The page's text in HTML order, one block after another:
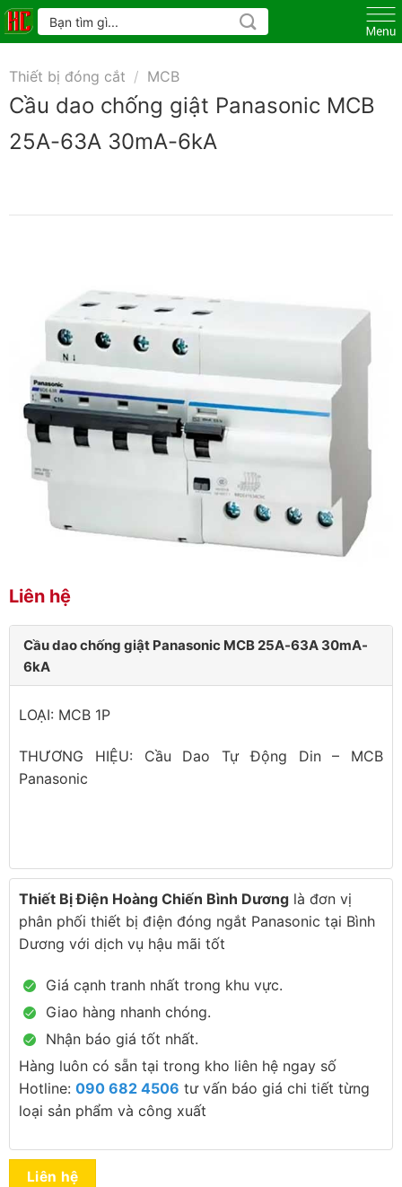
Skip
to
Tìm
kiếm:
Thiết bị đóng cắt / MCB
Cầu dao chống giật Panasonic MCB
25A-63A 30mA-6kA
Liên hệ
Cầu dao chống giật Panasonic MCB 25A-63A 30mA-
6kA
LOẠI: MCB 1P
THƯƠNG HIỆU: Cầu Dao Tự Động Din – MCB
Panasonic
Thiết Bị Điện Hoàng Chiến Bình Dương là đơn vị
phân phối thiết bị điện đóng ngắt Panasonic tại Bình
Dương với dịch vụ hậu mãi tốt
Giá cạnh tranh nhất trong khu vực.
Giao hàng nhanh chóng.
Nhận báo giá tốt nhất.
Hàng luôn có sẵn tại trong kho liên hệ ngay số
Hotline: 090 682 4506 tư vấn báo giá chi tiết từng
loại sản phẩm và công xuất
Liên hệ